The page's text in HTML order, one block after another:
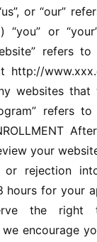
or “our”
“you” or
refers to
http://
websites
refers
your
rejection
hours for your
the
encourage